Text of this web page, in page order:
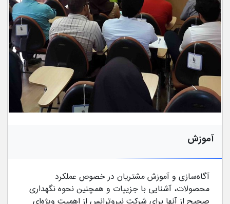
آموزش
آگاه­‌سازی و آموزش مشتریان در خصوص عملکرد
محصولات، آشنایی با جزییات و همچنین نحوه نگهداری